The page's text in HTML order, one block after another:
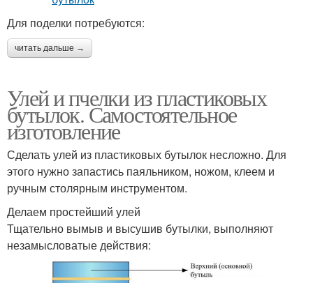
Для поделки потребуются:
читать дальше →
Улей и пчелки из пластиковых
бутылок. Самостоятельное
изготовление
Сделать улей из пластиковых бутылок несложно. Для
этого нужно запастись паяльником, ножом, клеем и
ручным столярным инструментом.
Делаем простейший улей
Тщательно вымыв и высушив бутылки, выполняют
незамысловатые действия: